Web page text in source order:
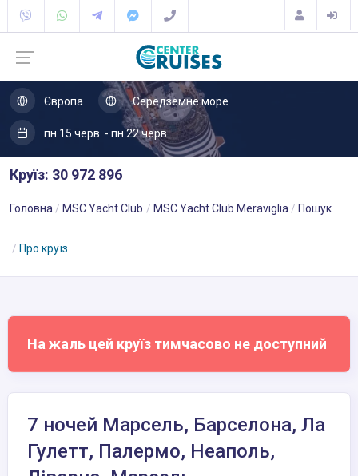
Європа Середземне море
пн 15 черв. - пн 22 черв.
Круїз: 30 972 896
Головна MSC Yacht Club MSC Yacht Club Meraviglia Пошук
Про круїз
На жаль цей круїз тимчасово не доступний
7 ночей Марсель, Барселона, Ла
Гулетт, Палермо, Неаполь,